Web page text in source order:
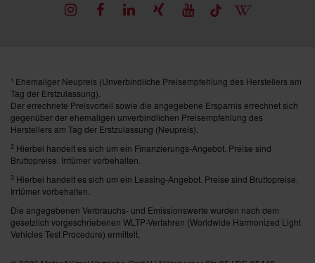
1 Ehemaliger Neupreis (Unverbindliche Preisempfehlung des Herstellers am
Tag der Erstzulassung).
Der errechnete Preisvorteil sowie die angegebene Ersparnis errechnet sich
gegenüber der ehemaligen unverbindlichen Preisempfehlung des
Herstellers am Tag der Erstzulassung (Neupreis).
2 Hierbei handelt es sich um ein Finanzierungs-Angebot. Preise sind
Bruttopreise. Irrtümer vorbehalten.
3 Hierbei handelt es sich um ein Leasing-Angebot. Preise sind Bruttopreise.
Irrtümer vorbehalten.
Die angegebenen Verbrauchs- und Emissionswerte wurden nach dem
gesetzlich vorgeschriebenen WLTP-Verfahren (Worldwide Harmonized Light
Vehicles Test Procedure) ermittelt.